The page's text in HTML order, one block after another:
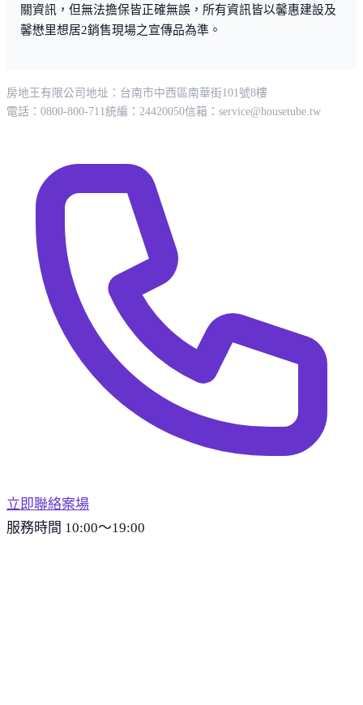
關資訊，但無法擔保皆正確無誤，所有資訊皆以馨惠建設及
馨懋里想居2銷售現場之宣傳品為準。
房地王有限公司 地址：台南市中西區南華街101號8樓
電話：0800-800-711統編：24420050信箱： service@housetube.tw
立即聯絡案場
服務時間 10:00～19:00